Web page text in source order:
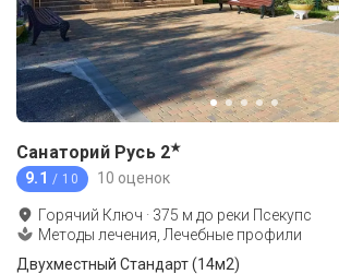
Санаторий Русь 2★
9.1 / 10 10 оценок
Горячий Ключ · 375 м до реки Псекупс
Методы лечения, Лечебные профили
Двухместный Стандарт (14м2)